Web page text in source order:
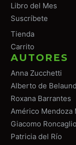
Libro del Mes
Suscríbete
Tienda
Carrito
AUTORES
Anna Zucchetti
Alberto de
Roxana Barrantes
Américo Mendoza
Giacomo
Patricia del Río